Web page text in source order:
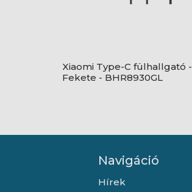
Xiaomi Type-C fülhallgató -
Fekete - BHR8930GL
Navigáció
Hírek